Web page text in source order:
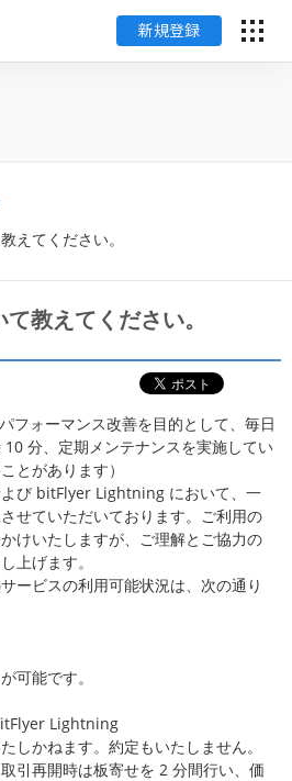
新規登録
えてください。
教えてください。
フォーマンス改善を目的として、毎日
分、定期メンテナンスを実施してい
とがあります）
び bitFlyer Lightning において、一
せていただいております。ご利用の
けいたしますが、ご理解とご協力の
上げます。
ービスの利用可能状況は、次の通り
可能です。
Lightning
しかねます。約定もいたしません。
引再開時は板寄せを 2 分間行い、価